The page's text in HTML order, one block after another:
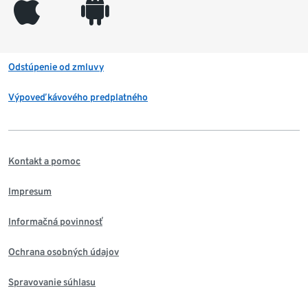
appleinc android
Odstúpenie od zmluvy
Výpoveď kávového predplatného
Kontakt a pomoc
Impresum
Informačná povinnosť
Ochrana osobných údajov
Spravovanie súhlasu